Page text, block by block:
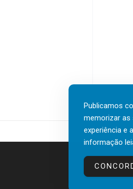
Publicamos
memorizar as
experiência e
informação